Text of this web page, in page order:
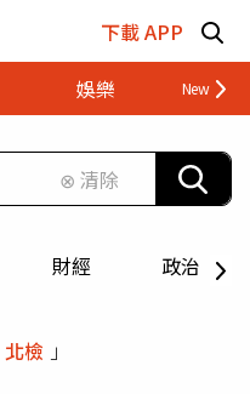
下載 APP
娛樂 財經
⊗ 清除
財經 政治
北檢 」